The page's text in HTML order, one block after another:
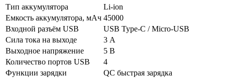
Тип аккумулятора
Li-ion
Емкость аккумулятора, мАч 45000
Входной разъём USB
USB Type-C / Micro-USB
Сила тока на выходе
3 А
Выходное напряжение
5 В
Количество портов USB
4
Функции зарядки
QC быстрая зарядка